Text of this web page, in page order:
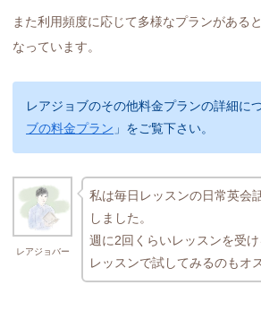
また利用頻度に応じて多様なプランがある
なっています。
レアジョブのその他料金プランの詳細に
ブの料金プラン 」をご覧下さい。
レアジョバー
私は毎日レッスンの日常英会
しました。
週に2回くらいレッスンを受
レッスンで試してみるのもオ